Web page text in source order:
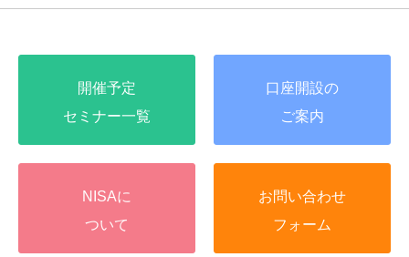
開催予定
セミナー一覧
口座開設の
ご案内
NISAに
ついて
お問い合わせ
フォーム